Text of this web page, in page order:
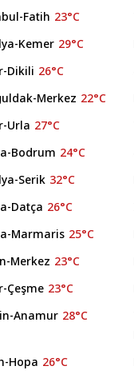
Fatih 23°C
Kemer 29°C
Dikili 26°C
Merkez 22°C
Urla 27°C
Bodrum 24°C
Serik 32°C
Datça 26°C
Marmaris 25°C
Merkez 23°C
Çeşme 23°C
Anamur 28°C
Hopa 26°C